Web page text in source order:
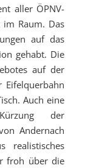
aller ÖPNV-
im Raum. Das
auf das
gehabt. Die
auf der
Eifelquerbahn
Auch eine
der
Andernach
realistisches
froh über die